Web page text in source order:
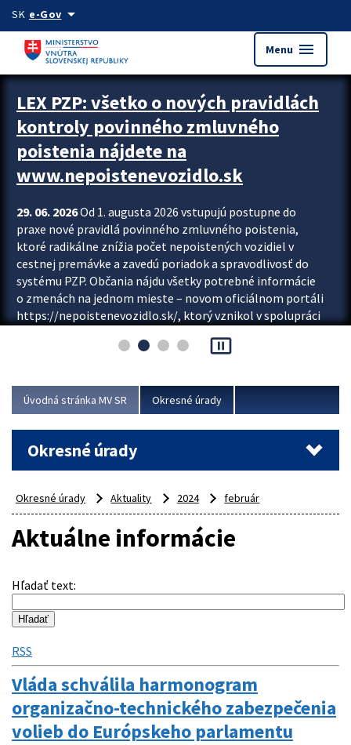
Preskocit na hlavný obsah
SK e-Govarrow_drop_down
Menu menu
Zastavit automatický posun upútavok
LEX PZP: všetko o nových pravidlách
kontroly povinného zmluvného
poistenia nájdete na
www.nepoistenevozidlo.sk
29. 06. 2026Od 1. augusta 2026 vstupujú postupne do
praxe nové pravidlá povinného zmluvného poistenia,
ktoré radikálne znížia počet nepoistených vozidiel v
cestnej premávke a zavedú poriadok a spravodlivosť do
systému PZP. Občania nájdu všetky potrebné informácie
o zmenách na jednom mieste – novom oficiálnom portáli
https://nepoistenevozidlo.sk/, ktorý vznikol v spolupráci
asociácie poisťovní (SLASPO) a Ministerstva vnútra SR.
Viac
pause_presentation
Úvodná stránka MV SR Okresné úrady
Okresné úrady
Okresné úrady Aktuality 2024 február
Aktuálne informácie
Hľadať text:
RSS
Vláda schválila harmonogram
organizačno-technického zabezpečenia
volieb do Európskeho parlamentu